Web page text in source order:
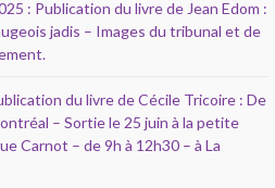
: Publication du livre de Jean Edom :
jadis – Images du tribunal et de
du livre de Cécile Tricoire : De
– Sortie le 25 juin à la petite
Carnot – de 9h à 12h30 – à La